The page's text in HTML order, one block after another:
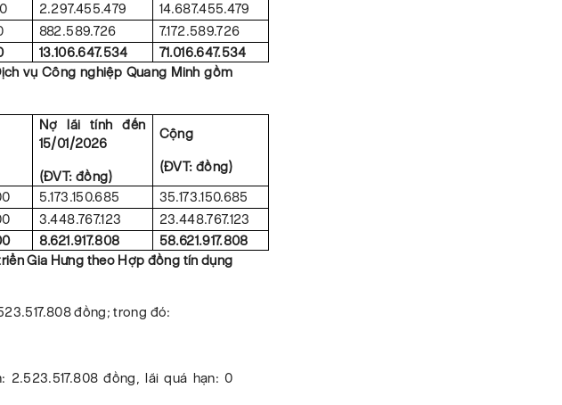
2.297.455.479
14.687.455.479
882.589.726
7.172.589.726
13.106.647.534
71.016.647.534
vụ Công nghiệp Quang Minh gồm
Nợ lãi tính đến
15/01/2026
(ĐVT: đồng)
Cộng
(ĐVT: đồng)
5.173.150.685
35.173.150.685
3.448.767.123
23.448.767.123
8.621.917.808
58.621.917.808
Gia Hưng theo Hợp đồng tín dụng
đồng;trong đó:
2.523.517.808 đồng, lãi quá hạn: 0